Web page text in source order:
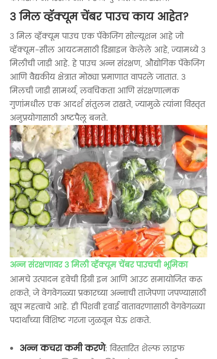
3 मिल व्हॅक्यूम चेंबर पाउच काय आहेत?
3 मिल व्हॅक्यूम पाउच एक पॅकेजिंग सोल्यूशन आहे जो
व्हॅक्यूम-सील आयटमसाठी डिझाइन केलेले आहे, ज्यामध्ये 3
मिलीची जाडी आहे. हे पाउच अन्न संरक्षण, औद्योगिक पॅकेजिंग
आणि वैद्यकीय क्षेत्रात मोठ्या प्रमाणात वापरले जातात. 3
मिलची जाडी सामर्थ्य, लवचिकता आणि संरक्षणात्मक
गुणांमधील एक आदर्श संतुलन राखते, ज्यामुळे त्यांना विस्तृत
अनुप्रयोगासाठी अष्टपैलू बनते.
अन्न संरक्षणावर 3 मिली व्हॅक्यूम चेंबर पाउचची भूमिका
आमचे उत्पादन हवेची डिग्री इन आणि आउट समायोजित करू
शकते, जे वेगवेगळ्या प्रकारच्या अन्नाची ताजेपणा जपण्यासाठी
खूप महत्वाचे आहे. ही पिशवी हवाई वातावरणासाठी वेगवेगळ्या
पदार्थांच्या विशिष्ट गरजा जुळवून घेऊ शकते.
अन्न कचरा कमी करणे: विस्तारित शेल्फ लाइफ